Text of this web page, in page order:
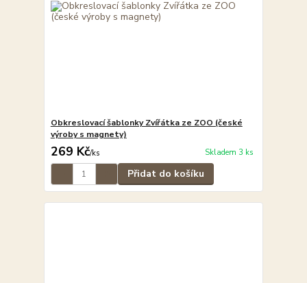
Obkreslovací šablonky Zvířátka ze ZOO (české
výroby s magnety)
269 Kč/ks Skladem 3 ks
Přidat do košíku